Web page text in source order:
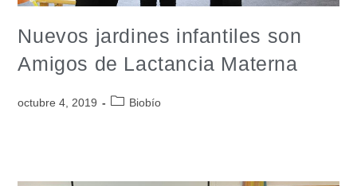
Nuevos jardines infantiles son
Amigos de Lactancia Materna
octubre 4, 2019 Biobío